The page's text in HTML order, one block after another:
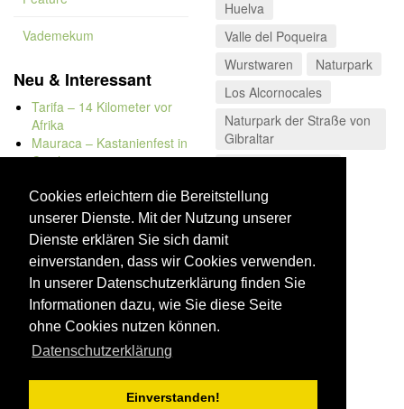
Cookies erleichtern die Bereitstellung
unserer Dienste. Mit der Nutzung unserer
Dienste erklären Sie sich damit
einverstanden, dass wir Cookies verwenden.
In unserer Datenschutzerklärung finden Sie
Informationen dazu, wie Sie diese Seite
ohne Cookies nutzen können.
Datenschutzerklärung
Einverstanden!
Vademekum
Neu & Interessant
Tarifa – 14 Kilometer vor
Afrika
Mauraca – Kastanienfest in
Capileira
Bolonia
Kap Trafalgar
Düne von Bolonia
Huelva
Valle del Poqueira
Wurstwaren
Naturpark
Los Alcornocales
Naturpark der Straße von
Gibraltar
Dies & Das